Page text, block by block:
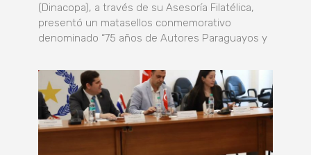
(Dinacopa), a través de su Asesoría Filatélica,
presentó un matasellos conmemorativo
denominado “75 años de Autores Paraguayos y